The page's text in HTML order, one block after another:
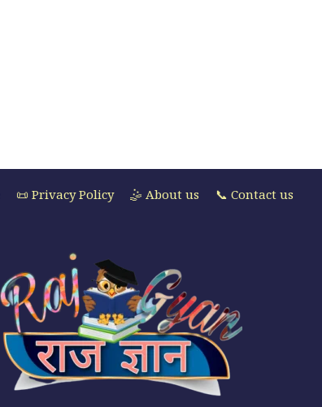
📜 Privacy Policy 🤹 About us 📞 Contact us